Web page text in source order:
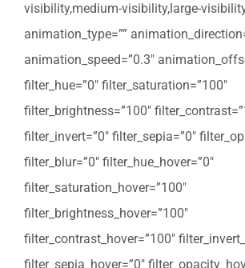
visibility,medium-visibility,large-
animation_type=””
animation_speed=”0.3″
filter_hue=”0″ filter_saturation=”100″
filter_brightness=”100″
filter_invert=”0″ filter_sepia=”0″
filter_blur=”0″ filter_hue_hover=”0″
filter_saturation_hover=”100″
filter_brightness_hover=”100″
filter_contrast_hover=”100″
filter_sepia_hover=”0″